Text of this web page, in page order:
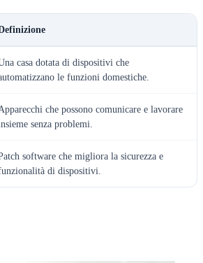
casa dotata di dispositivi che
le funzioni domestiche.
che possono comunicare e lavorare
senza problemi.
software che migliora la sicurezza e
di dispositivi.